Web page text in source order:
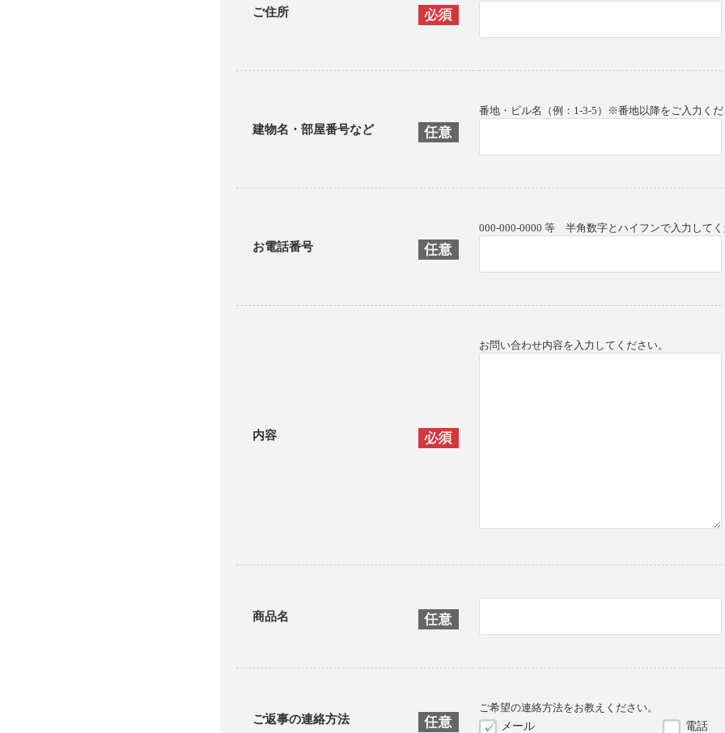
ご住所
建物名・部屋番号など
番地・ビル名（例：1-3-5）※番地以降をご入力くだ
お電話番号
000-000-0000 等 半角数字とハイフンで入力してく
内容
お問い合わせ内容を入力してください。
商品名
ご返事の連絡方法
ご希望の連絡方法をお教えください。
メール
電話